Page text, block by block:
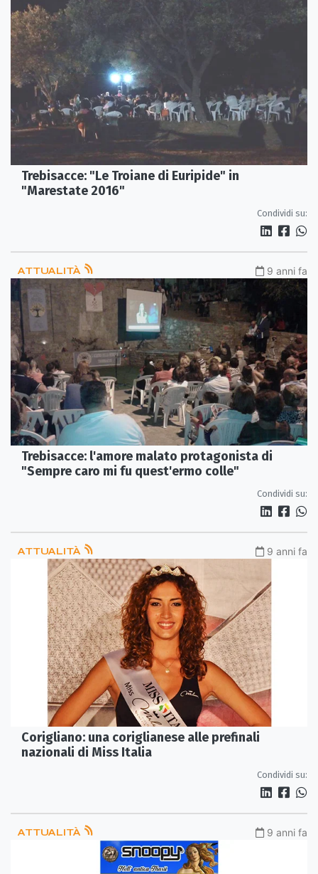
Trebisacce: "Le Troiane di Euripide" in
"Marestate 2016"
Condividi su:
ATTUALITÀ 9 anni fa
Trebisacce: l'amore malato protagonista di
"Sempre caro mi fu quest'ermo colle"
Condividi su:
ATTUALITÀ 9 anni fa
Corigliano: una coriglianese alle prefinali
nazionali di Miss Italia
Condividi su:
ATTUALITÀ 9 anni fa